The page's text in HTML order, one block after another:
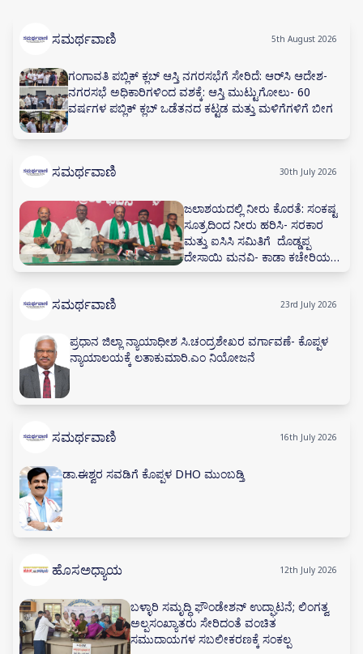
ಸಮರ್ಥವಾಣಿ 5th August 2026
ಗಂಗಾವತಿ ಪಬ್ಲಿಕ್ ಕ್ಲಬ್ ಆಸ್ತಿ ನಗರಸಭೆಗೆ ಸೇರಿದೆ: ಆರ್‌ಸಿ ಆದೇಶ-
ನಗರಸಭೆ ಅಧಿಕಾರಿಗಳಿಂದ ವಶಕ್ಕೆ: ಆಸ್ತಿ ಮುಟ್ಟುಗೋಲು- 60
ವರ್ಷಗಳ ಪಬ್ಲಿಕ್ ಕ್ಲಬ್ ಒಡೆತನದ ಕಟ್ಟಡ ಮತ್ತು ಮಳಿಗೆಗಳಿಗೆ ಬೀಗ
ಸಮರ್ಥವಾಣಿ 30th July 2026
ಜಲಾಶಯದಲ್ಲಿ ನೀರು ಕೊರತೆ: ಸಂಕಷ್ಟ
ಸೂತ್ರದಿಂದ ನೀರು ಹರಿಸಿ- ಸರಕಾರ
ಮತ್ತು ಐಸಿಸಿ ಸಮಿತಿಗೆ ದೊಡ್ಡಪ್ಪ
ದೇಸಾಯಿ ಮನವಿ- ಕಾಡಾ ಕಚೇರಿಯಲ್ಲಿ
ನೀರಾವರಿ ಸಲಹಾ ಸಮಿತಿ ಸಭೆ ನಡೆಸಲು
ಸಮರ್ಥವಾಣಿ 23rd July 2026
ಪ್ರಧಾನ ಜಿಲ್ಲಾ ನ್ಯಾಯಾಧೀಶ ಸಿ.ಚಂದ್ರಶೇಖರ ವರ್ಗಾವಣೆ- ಕೊಪ್ಪಳ
ನ್ಯಾಯಾಲಯಕ್ಕೆ ಲತಾಕುಮಾರಿ.ಎಂ ನಿಯೋಜನೆ
ಸಮರ್ಥವಾಣಿ 16th July 2026
ಡಾ.ಈಶ್ವರ ಸವಡಿಗೆ ಕೊಪ್ಪಳ DHO ಮುಂಬಡ್ತಿ
ಹೊಸಅಧ್ಯಾಯ 12th July 2026
ಬಳ್ಳಾರಿ ಸಮೃದ್ಧಿ ಫೌಂಡೇಶನ್ ಉದ್ಘಾಟನೆ; ಲಿಂಗತ್ವ
ಅಲ್ಪಸಂಖ್ಯಾತರು ಸೇರಿದಂತೆ ವಂಚಿತ
ಸಮುದಾಯಗಳ ಸಬಲೀಕರಣಕ್ಕೆ ಸಂಕಲ್ಪ